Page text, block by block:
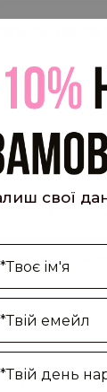
пароля
пароля було
перш ніж
за
свої
your